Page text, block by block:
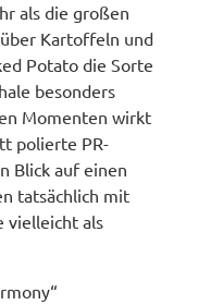
als die großen
Kartoffeln und
Potato die Sorte
besonders
Momenten wirkt
polierte PR-
Blick auf einen
tatsächlich mit
vielleicht als